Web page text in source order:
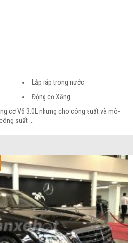
Lắp ráp trong nước
Động cơ Xăng
cơ V6 3.0L nhưng cho công suất và mô-
suất ...